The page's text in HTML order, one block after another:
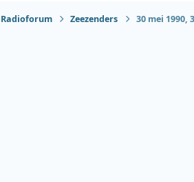
Radioforum Zeezenders 30 mei 1990,